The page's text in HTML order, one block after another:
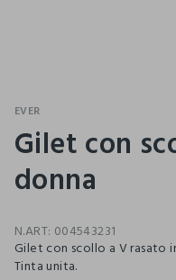
EVER
Gilet con
donna
N.ART: 004543231
Gilet con scollo a V rasato
Tinta unita.